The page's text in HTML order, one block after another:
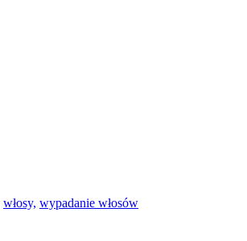
włosy, wypadanie włosów